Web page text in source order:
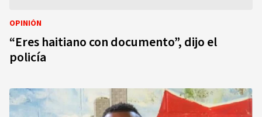
OPINIÓN
“Eres haitiano con documento”, dijo el
policía